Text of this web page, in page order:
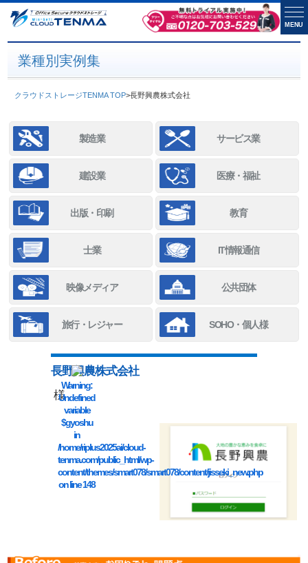
業種別実例集
クラウドストレージTENMA TOP>長野興農株式会社
製造業 サービス業
建設業 医療・福祉
出版・印刷 教育
士業 IT情報通信
映像メディア 公共団体
旅行・レジャー SOHO・個人様
Warning:
Undefined
variable
$gyoshu
in
/home/riplus2025ai/cloud-
tenma.com/public_html/wp-
content/themes/smart078/smart078/content/jisseki_new.php
on line148
長野興農株式会社
様
MENU